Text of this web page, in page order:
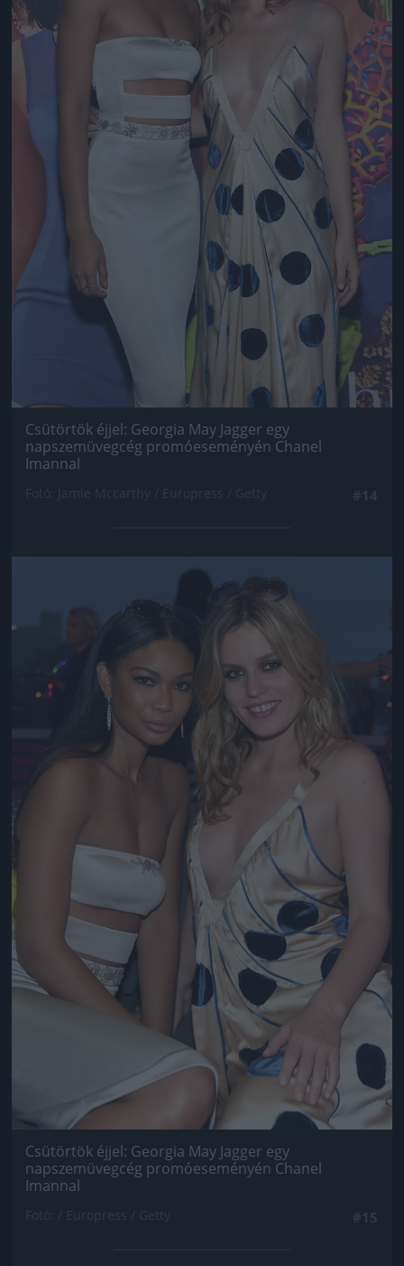
Csütörtök éjjel: Georgia May Jagger egy
napszemüvegcég promóeseményén Chanel
Imannal
Jön még kép!
Csütörtök éjjel: Georgia May Jagger egy
napszemüvegcég promóeseményén Chanel
Imannal